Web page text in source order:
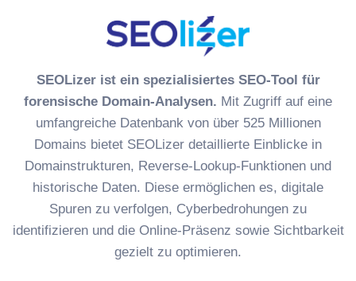
SEOLizer ist ein spezialisiertes SEO-Tool für
forensische Domain-Analysen. Mit Zugriff auf eine
umfangreiche Datenbank von über 525 Millionen
Domains bietet SEOLizer detaillierte Einblicke in
Domainstrukturen, Reverse-Lookup-Funktionen und
historische Daten. Diese ermöglichen es, digitale
Spuren zu verfolgen, Cyberbedrohungen zu
identifizieren und die Online-Präsenz sowie Sichtbarkeit
gezielt zu optimieren.